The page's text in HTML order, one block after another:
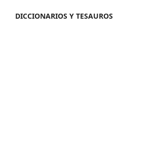
DICCIONARIOS Y TESAUROS